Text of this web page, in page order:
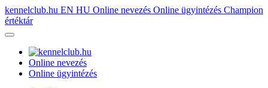
kennelclub.hu EN HU Online nevezés Online ügyintézés Champion
értéktár
Online nevezés
Online ügyintézés